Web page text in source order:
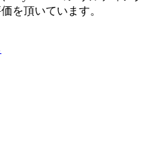
を頂いています。